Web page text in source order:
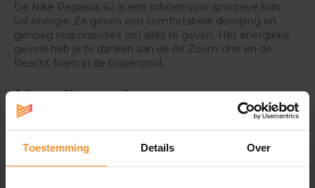
Toestemming Details Over
De Nike Pegasus 42 is een schoen voor sportieve kids
vol energie. Ze geven een comfortabele demping en
genoeg responsiviteit om alles te geven. Het energieke
gevoel heb je te danken aan de Air Zoom Unit en de
ReactX foam in de tussenzool.
Ademend bovenwerk
Het bovenwerk van de Pegasus 42 is ademend en
zacht, nog meer dan in de vorige versies van deze
schoenen.